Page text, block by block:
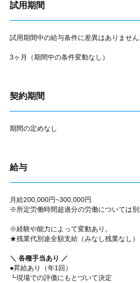
試用期間
試用期間中の給与条件に差異はありません
3ヶ月（期間中の条件変動なし）
契約期間
期間の定めなし
給与
月給200,000円~300,000円
※所定労働時間超過分の労働については
※経験や能力によって変動あり。
★残業代別途全額支給（みなし残業なし）
＼ 各種手当あり ／
●昇給あり（年1回）
┗現場での評価にもとづいて決定